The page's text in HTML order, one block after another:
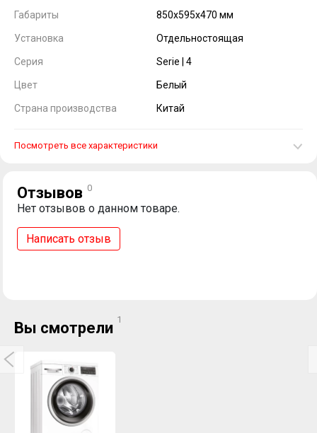
Габариты 850x595x470 мм
Установка Отдельностоящая
Серия Serie | 4
Цвет Белый
Страна производства Китай
Посмотреть все характеристики
Отзывов 0
Нет отзывов о данном товаре.
Написать отзыв
Вы смотрели 1